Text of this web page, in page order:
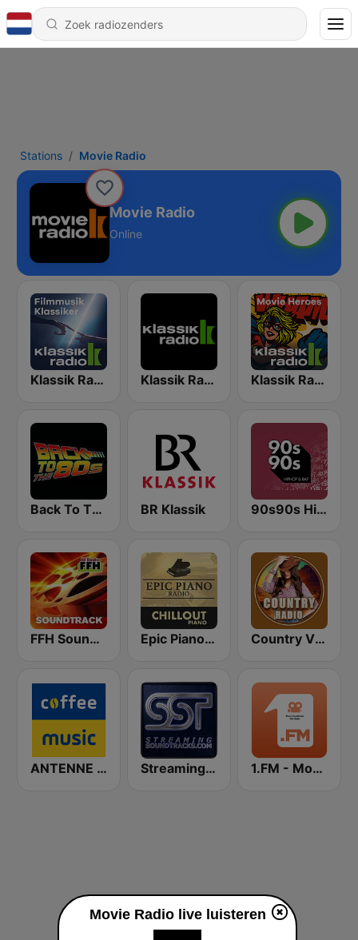
Stations Movie Radio
Movie Radio
Online
Klassik Radio Filmklassiker Klassik Radio Klassik Radio Movie Heroes
Back To The 80's Radio BR Klassik 90s90s Hiphop & Rap
FFH Soundtrack Epic Piano - CHILLOUT PIANO Country Vibes
ANTENNE BAYERN Coffee Music StreamingSoundtracks.com 1.FM - Movie Soundtracks Hits
Movie Radio live luisteren